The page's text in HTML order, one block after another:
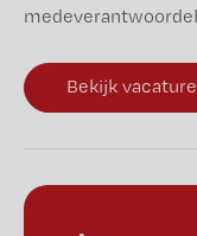
Bekijk vacature